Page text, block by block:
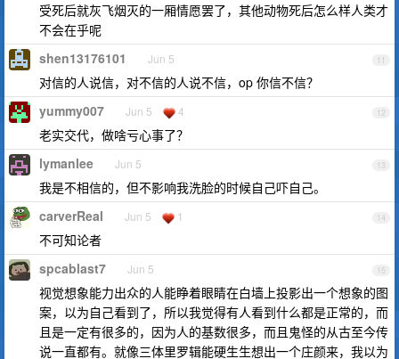
受死后就灰飞烟灭的一厢情愿罢了，其他动物死后怎么样人类才
不会在乎呢
11
shen13176101 Jun 5
对信的人说信，对不信的人说不信，op 你信不信？
12
yummy007 Jun 5 4
老实交代，做啥亏心事了？
13
lymanlee Jun 5
我是不相信的，但不影响我洗脸的时候自己吓自己。
14
carverReal Jun 5 1
不可知论者
15
spcablast7 Jun 5
视觉想象能力出众的人能睁着眼睛在白墙上投影出一个想象的图
案，以为自己看到了，所以我觉得有人看到什么都是正常的，而
且是一定有很多的，因为人的基数很多，而且鬼怪的从古至今传
说一直都有。就像三体里罗辑能硬生生想出一个庄颜来，我以为